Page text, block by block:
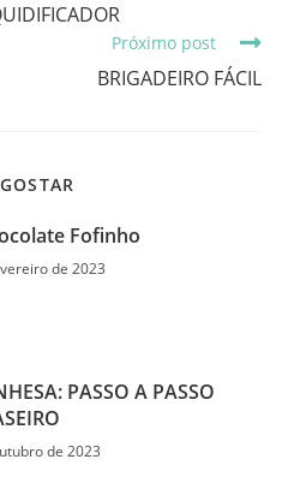
Próximo post
BRIGADEIRO FÁCIL
Fofinho
de 2023
PASSO A PASSO
de 2023